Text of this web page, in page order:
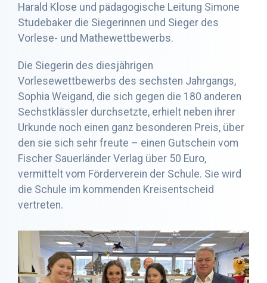
Harald Klose und pädagogische Leitung Simone
Studebaker die Siegerinnen und Sieger des
Vorlese- und Mathewettbewerbs.
Die Siegerin des diesjährigen
Vorlesewettbewerbs des sechsten Jahrgangs,
Sophia Weigand, die sich gegen die 180 anderen
Sechstklässler durchsetzte, erhielt neben ihrer
Urkunde noch einen ganz besonderen Preis, über
den sie sich sehr freute – einen Gutschein vom
Fischer Sauerländer Verlag über 50 Euro,
vermittelt vom Förderverein der Schule. Sie wird
die Schule im kommenden Kreisentscheid
vertreten.